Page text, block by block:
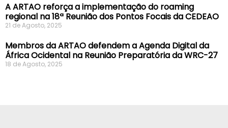
A ARTAO reforça a implementação do roaming
regional na 18ª Reunião dos Pontos Focais da CEDEAO
21 de Agosto, 2025
Membros da ARTAO defendem a Agenda Digital da
África Ocidental na Reunião Preparatória da WRC-27
18 de Agosto, 2025